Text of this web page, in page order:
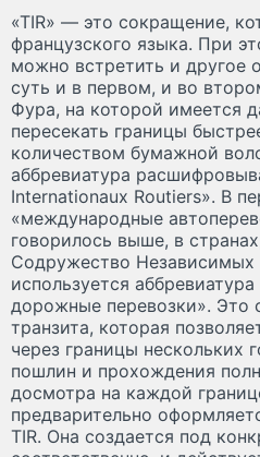
«TIR» — это сокращение,
французского языка. При
можно встретить и другое
суть и в первом, и во
Фура, на которой имеется
пересекать границы
количеством бумажной
аббревиатура
Internationaux Routiers». В
«международные
говорилось выше, в
Содружество Независимых
используется
дорожные перевозки». Это
транзита, которая
через границы нескольких
пошлин и прохождения
досмотра на каждой
предварительно
TIR. Она создается под